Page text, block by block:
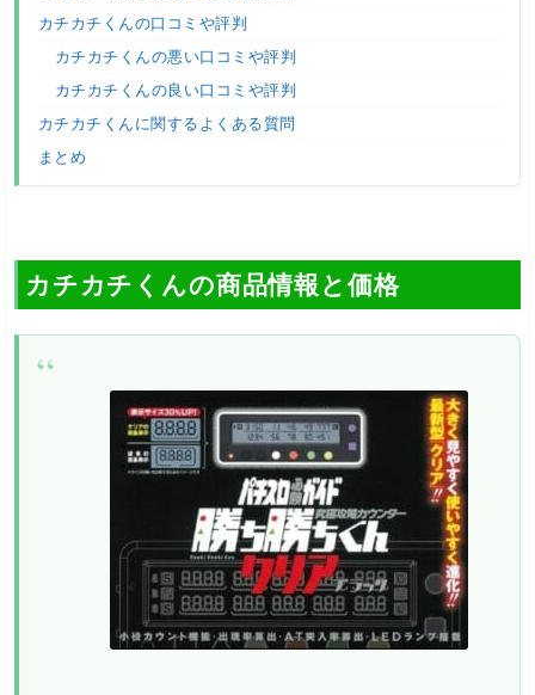
カチカチくんの口コミや評判
カチカチくんの悪い口コミや評判
カチカチくんの良い口コミや評判
カチカチくんに関するよくある質問
まとめ
カチカチくんの商品情報と価格